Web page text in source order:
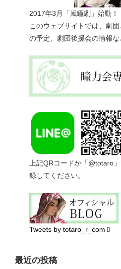
2017年3月「嵐瞳劇」始動！
このウェブサイトでは、劇
の予定、劇団後援会の情報な
上記QRコードか「@totaro
録してください。
Tweets by totaro_r_com
最近の投稿